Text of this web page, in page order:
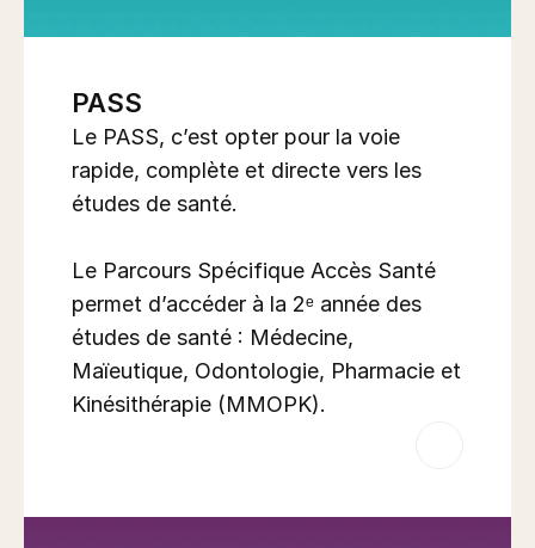
Le PASS, c’est opter pour la voie
rapide, complète et directe vers les
études de santé.
Le Parcours Spécifique Accès Santé
permet d’accéder à la 2ᵉ année des
études de santé : Médecine,
Maïeutique, Odontologie, Pharmacie et
Kinésithérapie (MMOPK).
PASS